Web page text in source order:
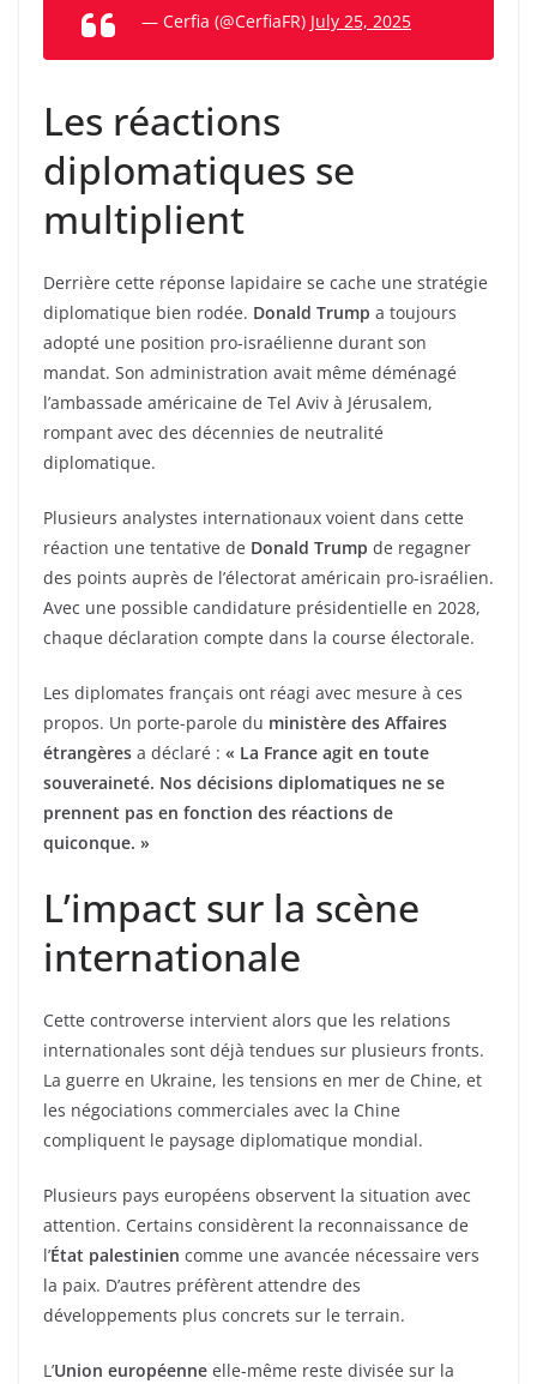
— Cerfia (@CerfiaFR) July 25, 2025
Les réactions
diplomatiques se
multiplient
Derrière cette réponse lapidaire se cache une stratégie
diplomatique bien rodée. Donald Trump a toujours
adopté une position pro-israélienne durant son
mandat. Son administration avait même déménagé
l’ambassade américaine de Tel Aviv à Jérusalem,
rompant avec des décennies de neutralité
diplomatique.
Plusieurs analystes internationaux voient dans cette
réaction une tentative de Donald Trump de regagner
des points auprès de l’électorat américain pro-israélien.
Avec une possible candidature présidentielle en 2028,
chaque déclaration compte dans la course électorale.
Les diplomates français ont réagi avec mesure à ces
propos. Un porte-parole du ministère des Affaires
étrangères a déclaré : « La France agit en toute
souveraineté. Nos décisions diplomatiques ne se
prennent pas en fonction des réactions de
quiconque. »
L’impact sur la scène
internationale
Cette controverse intervient alors que les relations
internationales sont déjà tendues sur plusieurs fronts.
La guerre en Ukraine, les tensions en mer de Chine, et
les négociations commerciales avec la Chine
compliquent le paysage diplomatique mondial.
Plusieurs pays européens observent la situation avec
attention. Certains considèrent la reconnaissance de
l’État palestinien comme une avancée nécessaire vers
la paix. D’autres préfèrent attendre des
développements plus concrets sur le terrain.
L’Union européenne elle-même reste divisée sur la